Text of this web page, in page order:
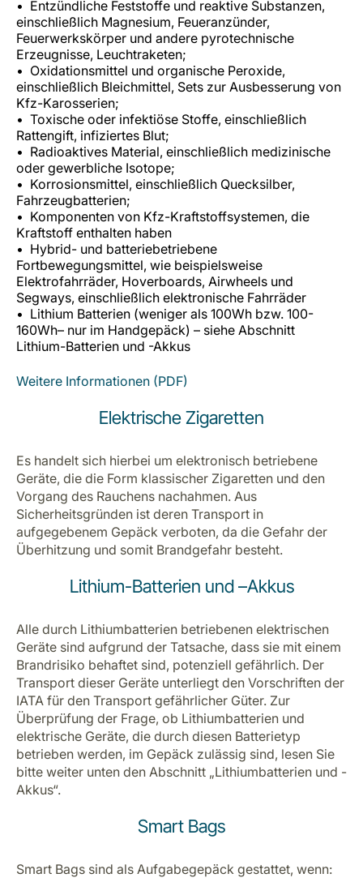
Entzündliche Feststoffe und reaktive Substanzen,
einschließlich Magnesium, Feueranzünder,
Feuerwerkskörper und andere pyrotechnische
Erzeugnisse, Leuchtraketen;
Oxidationsmittel und organische Peroxide,
einschließlich Bleichmittel, Sets zur Ausbesserung von
Kfz-Karosserien;
Toxische oder infektiöse Stoffe, einschließlich
Rattengift, infiziertes Blut;
Radioaktives Material, einschließlich medizinische
oder gewerbliche Isotope;
Korrosionsmittel, einschließlich Quecksilber,
Fahrzeugbatterien;
Komponenten von Kfz-Kraftstoffsystemen, die
Kraftstoff enthalten haben
Hybrid- und batteriebetriebene
Fortbewegungsmittel, wie beispielsweise
Elektrofahrräder, Hoverboards, Airwheels und
Segways, einschließlich elektronische Fahrräder
Lithium Batterien (weniger als 100Wh bzw. 100-
160Wh– nur im Handgepäck) – siehe Abschnitt
Lithium-Batterien und -Akkus
Weitere Informationen (PDF)
Elektrische Zigaretten
Es handelt sich hierbei um elektronisch betriebene
Geräte, die die Form klassischer Zigaretten und den
Vorgang des Rauchens nachahmen. Aus
Sicherheitsgründen ist deren Transport in
aufgegebenem Gepäck verboten, da die Gefahr der
Überhitzung und somit Brandgefahr besteht.
Lithium-Batterien und –Akkus
Alle durch Lithiumbatterien betriebenen elektrischen
Geräte sind aufgrund der Tatsache, dass sie mit einem
Brandrisiko behaftet sind, potenziell gefährlich. Der
Transport dieser Geräte unterliegt den Vorschriften der
IATA für den Transport gefährlicher Güter. Zur
Überprüfung der Frage, ob Lithiumbatterien und
elektrische Geräte, die durch diesen Batterietyp
betrieben werden, im Gepäck zulässig sind, lesen Sie
bitte weiter unten den Abschnitt „Lithiumbatterien und -
Akkus“.
Smart Bags
Smart Bags sind als Aufgabegepäck gestattet, wenn: